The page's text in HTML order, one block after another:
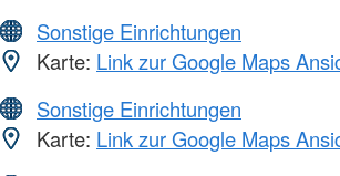
Sonstige Einrichtungen
Karte: Link zur Google Maps
Sonstige Einrichtungen
Karte: Link zur Google Maps